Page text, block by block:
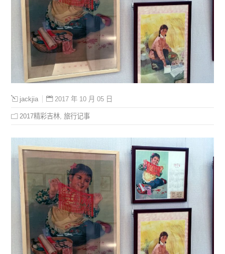
jackjia 2017 年 10 月 05 日
2017精彩吉林,旅行记事